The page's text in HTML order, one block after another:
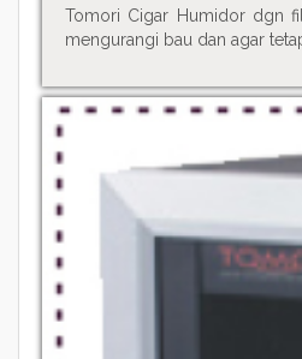
Tomori Cigar Humidor dgn
mengurangi bau dan agar